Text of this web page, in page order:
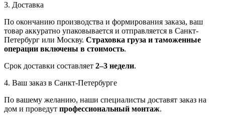
3. Доставка
По окончанию производства и формирования заказа, ваш
товар аккуратно упаковывается и отправляется в Санкт-
Петербург или Москву. Страховка груза и таможенные
операции включены в стоимость.
Срок доставки составляет 2–3 недели.
4. Ваш заказ в Санкт-Петербурге
По вашему желанию, наши специалисты доставят заказ на
дом и проведут профессиональный монтаж.